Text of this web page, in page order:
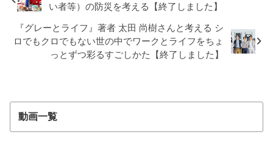
い者等）の防災を考える【終了しました】
『グレーとライフ』著者 太田 尚樹さんと考える シ
ロでもクロでもない世の中でワークとライフをちょ
っとずつ彩るすごしかた【終了しました】
動画一覧